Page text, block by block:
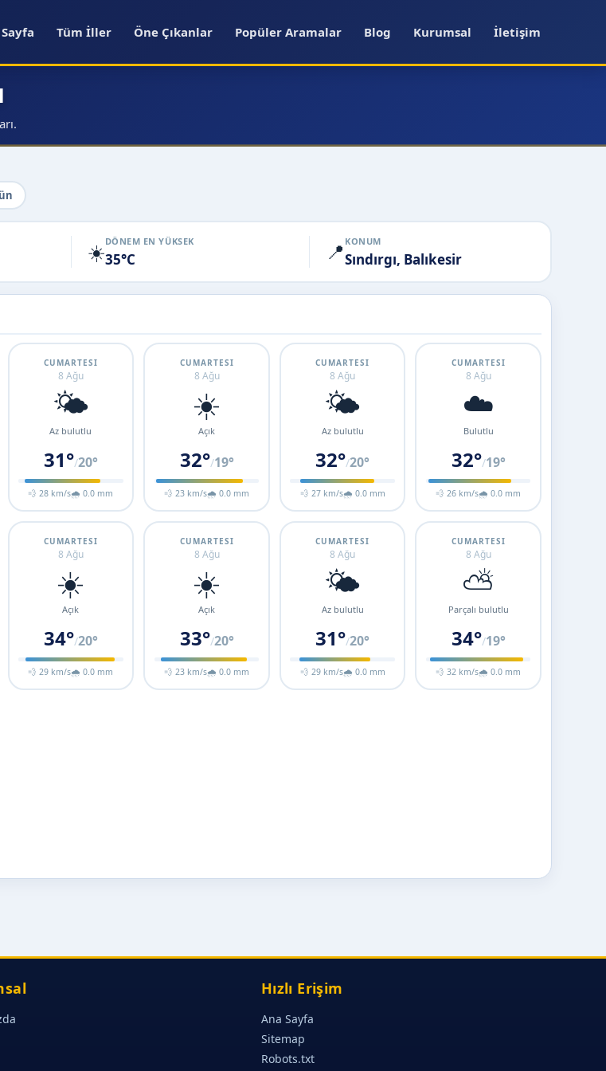
Tüm İller Öne Çıkanlar Popüler Aramalar Blog Kurumsal İletişim
☀️DÖNEM EN YÜKSEK
35°C 📍 KONUM
Sındırgı, Balıkesir
CUMARTESI
8 Ağu
🌤️
Az bulutlu
31°/20°
💨 28 km/s🌧 0.0 mm
CUMARTESI
8 Ağu
☀️
Açık
32°/19°
💨 23 km/s🌧 0.0 mm
CUMARTESI
8 Ağu
🌤️
Az bulutlu
32°/20°
💨 27 km/s🌧 0.0 mm
CUMARTESI
8 Ağu
☁️
Bulutlu
32°/19°
💨 26 km/s🌧 0.0 mm
CUMARTESI
8 Ağu
☀️
Açık
34°/20°
💨 29 km/s🌧 0.0 mm
CUMARTESI
8 Ağu
☀️
Açık
33°/20°
💨 23 km/s🌧 0.0 mm
CUMARTESI
8 Ağu
🌤️
Az bulutlu
31°/20°
💨 29 km/s🌧 0.0 mm
CUMARTESI
8 Ağu
⛅
Parçalı bulutlu
34°/19°
💨 32 km/s🌧 0.0 mm
Hızlı Erişim
Ana Sayfa
Sitemap
Robots.txt